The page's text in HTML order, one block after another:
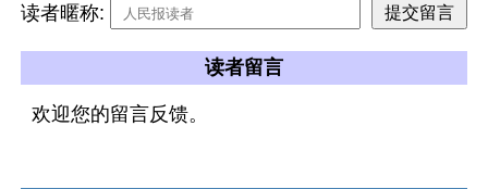
读者暱称:
读者留言
欢迎您的留言反馈。